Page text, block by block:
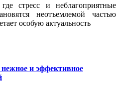
стресс и неблагоприятные
неотъемлемой частью
особую актуальность
и эффективное